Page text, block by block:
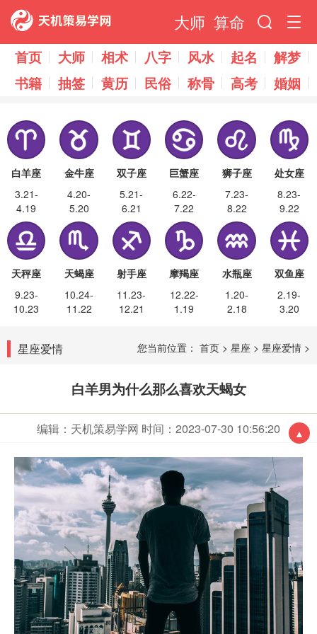
大师 算命
首页 大师 相术 八字 风水 起名
解梦
书籍
抽签 黄历 民俗 称骨 高考 婚姻
白羊座
3.21-
4.19
金牛座
4.20-
5.20
双子座
5.21-
6.21
巨蟹座
6.22-
7.22
狮子座
7.23-
8.22
处女座
8.23-
9.22
天秤座
9.23-
10.23
天蝎座
10.24-
11.22
射手座
11.23-
12.21
摩羯座
12.22-
1.19
水瓶座
1.20-
2.18
双鱼座
2.19-
3.20
星座爱情 您当前位置： 首页 > 星座 > 星座爱情 >
白羊男为什么那么喜欢天蝎女
编辑：天机策易学网 时间：2023-07-30 10:56:20 ▲